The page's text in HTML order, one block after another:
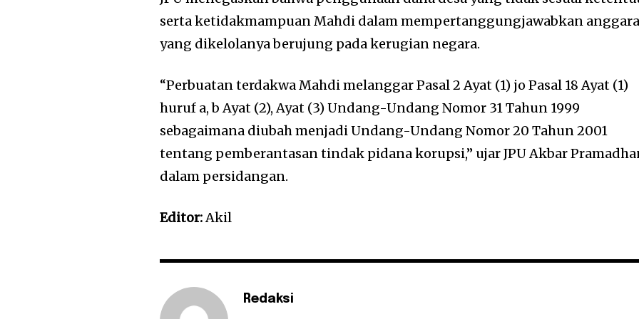
serta ketidakmampuan Mahdi dalam mempertanggungjawabkan
yang dikelolanya berujung pada kerugian negara.
“Perbuatan terdakwa Mahdi melanggar Pasal 2 Ayat (1) jo Pasal 18 Ayat (1)
huruf a, b Ayat (2), Ayat (3) Undang-Undang Nomor 31 Tahun 1999
sebagaimana diubah menjadi Undang-Undang Nomor 20 Tahun 2001
tentang pemberantasan tindak pidana korupsi,” ujar JPU Akbar
dalam persidangan.
Editor:Akil
Redaksi